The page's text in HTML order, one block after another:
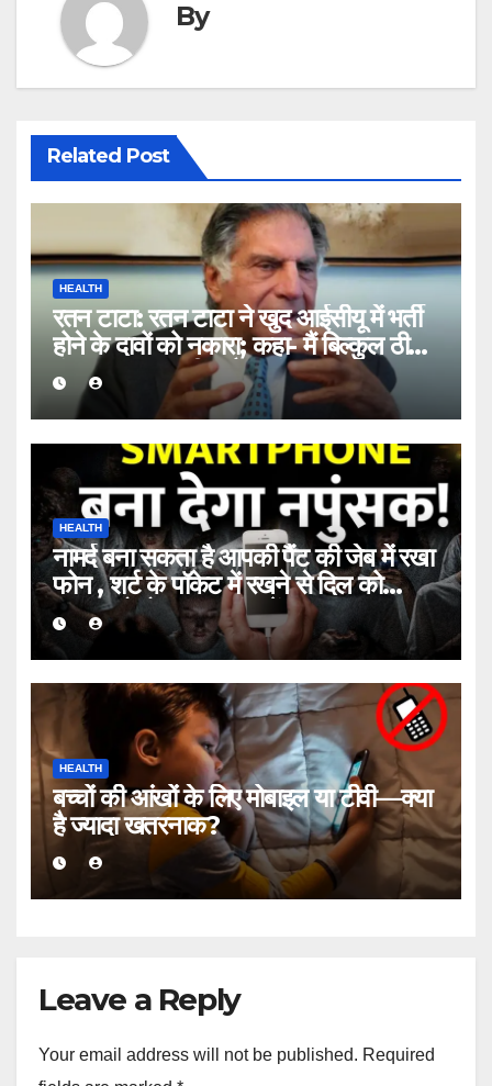
By
Related Post
HEALTH
रतन टाटा: रतन टाटा ने खुद आईसीयू में भर्ती
होने के दावों को नकारा; कहा- मैं बिल्कुल ठीक
हूं, गलत जानकारी न फैलाएं
HEALTH
नामर्द बना सकता है आपकी पैंट की जेब में रखा
फोन , शर्ट के पॉकेट में रखने से दिल को
खतरा; तो मोबाइल कहां रखें?
HEALTH
बच्चों की आंखों के लिए मोबाइल या टीवी—क्या
है ज्यादा खतरनाक?
Leave a Reply
Your email address will not be published. Required